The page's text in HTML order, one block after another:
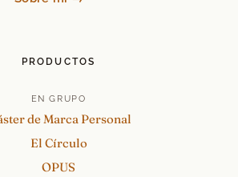
PRODUCTOS
EN GRUPO
de Marca Personal
El Círculo
OPUS